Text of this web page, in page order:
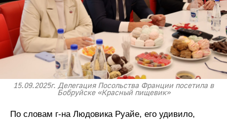
15.09.2025г. Делегация Посольства Франции посетила в
Бобруйске «Красный пищевик»
По словам г-на Людовика Руайе, его удивило,